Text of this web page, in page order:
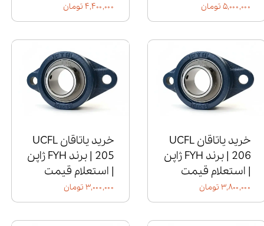
۵,۰۰۰,۰۰۰ تومان ۴,۴۰۰,۰۰۰ تومان
خرید یاتاقان UCFL
206 | برند FYH ژاپن
| استعلام قیمت
۳,۸۰۰,۰۰۰ تومان
خرید یاتاقان UCFL
205 | برند FYH ژاپن
| استعلام قیمت
۳,۰۰۰,۰۰۰ تومان